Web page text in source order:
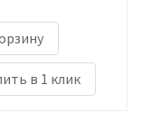
в 1 клик